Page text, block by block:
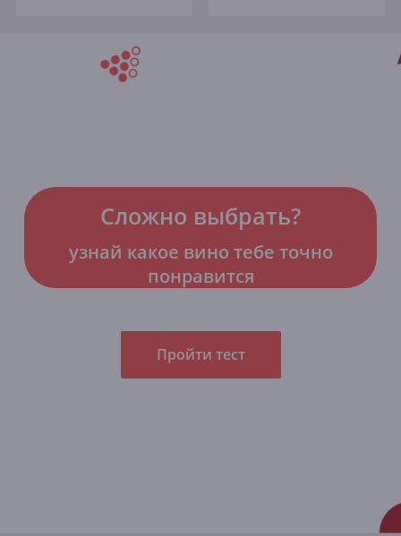
Сложно выбрать?
узнай какое вино тебе точно
понравится
Пройти тест